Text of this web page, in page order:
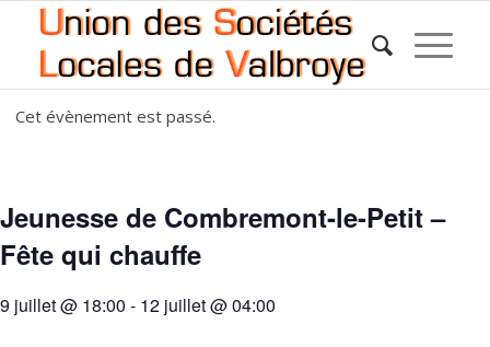
Cet évènement est passé.
Jeunesse de Combremont-le-Petit –
Fête qui chauffe
9 juillet @ 18:00 - 12 juillet @ 04:00